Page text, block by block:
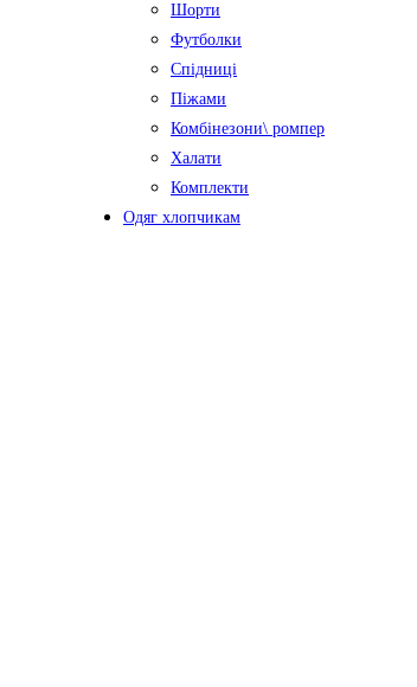
Шорти
Футболки
Спідниці
Піжами
Комбінезони\ ромпер
Халати
Комплекти
Одяг хлопчикам